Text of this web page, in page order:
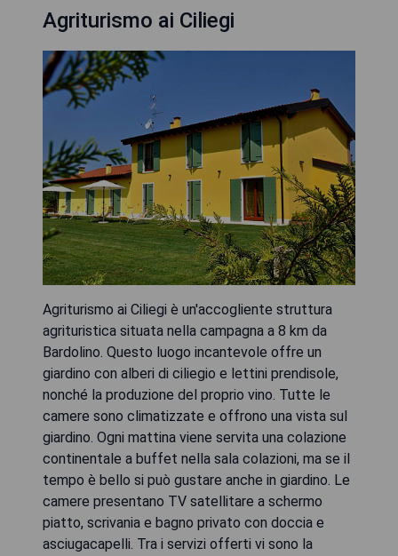
Agriturismo ai Ciliegi
Agriturismo ai Ciliegi è un'accogliente struttura
agrituristica situata nella campagna a 8 km da
Bardolino. Questo luogo incantevole offre un
giardino con alberi di ciliegio e lettini prendisole,
nonché la produzione del proprio vino. Tutte le
camere sono climatizzate e offrono una vista sul
giardino. Ogni mattina viene servita una colazione
continentale a buffet nella sala colazioni, ma se il
tempo è bello si può gustare anche in giardino. Le
camere presentano TV satellitare a schermo
piatto, scrivania e bagno privato con doccia e
asciugacapelli. Tra i servizi offerti vi sono la